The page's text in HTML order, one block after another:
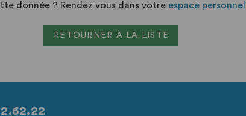
donnée ? Rendez vous dans votre espace personnel
RETOURNER À LA LISTE